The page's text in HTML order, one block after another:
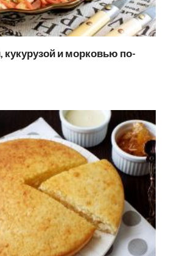
кукурузой и морковью по-